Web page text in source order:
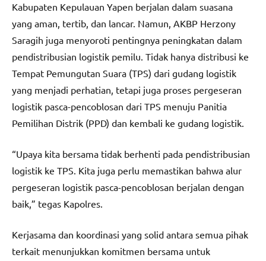
Kabupaten Kepulauan Yapen berjalan dalam suasana
yang aman, tertib, dan lancar. Namun, AKBP Herzony
Saragih juga menyoroti pentingnya peningkatan dalam
pendistribusian logistik pemilu. Tidak hanya distribusi ke
Tempat Pemungutan Suara (TPS) dari gudang logistik
yang menjadi perhatian, tetapi juga proses pergeseran
logistik pasca-pencoblosan dari TPS menuju Panitia
Pemilihan Distrik (PPD) dan kembali ke gudang logistik.
“Upaya kita bersama tidak berhenti pada pendistribusian
logistik ke TPS. Kita juga perlu memastikan bahwa alur
pergeseran logistik pasca-pencoblosan berjalan dengan
baik,” tegas Kapolres.
Kerjasama dan koordinasi yang solid antara semua pihak
terkait menunjukkan komitmen bersama untuk